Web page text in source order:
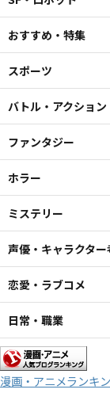
おすすめ・特集
スポーツ
バトル・アクション
ファンタジー
ホラー
ミステリー
声優・キャラクター
恋愛・ラブコメ
日常・職業
漫画・アニメランキ